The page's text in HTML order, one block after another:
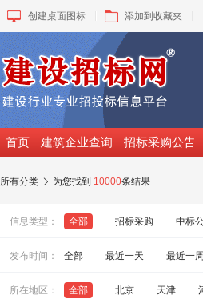
创建桌面图标 添加到收藏夹
首页 建筑企业查询 招标采购公告
所有分类  为您找到 10000条结果
信息类型： 全部 招标采购 中标
发布时间： 全部 最近一天 最近一周
所在地区： 全部 北京 天津